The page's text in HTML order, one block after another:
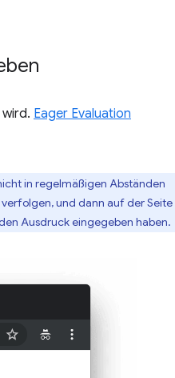
Eager Evaluation
in regelmäßigen Abständen
und dann auf der
Ausdruck eingegeben haben.